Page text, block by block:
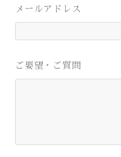
メールアドレス
ご要望・ご質問